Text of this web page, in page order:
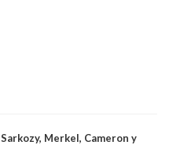
Sarkozy, Merkel, Cameron y